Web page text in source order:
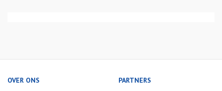
OVER ONS PARTNERS